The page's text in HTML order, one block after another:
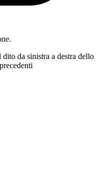
da sinistra a destra dello